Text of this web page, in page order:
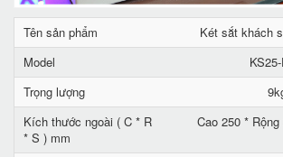
Tên sản phẩm
Két sắt khách
Model
Trọng lượng
Kích thước ngoài ( C * R
* S ) mm
Cao 250 *